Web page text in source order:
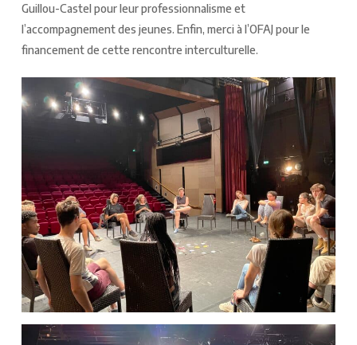
Guillou-Castel pour leur professionnalisme et
l’accompagnement des jeunes. Enfin, merci à l’OFAJ pour le
financement de cette rencontre interculturelle.